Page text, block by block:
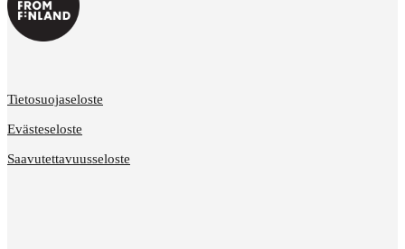
Tietosuojaseloste
Evästeseloste
Saavutettavuusseloste